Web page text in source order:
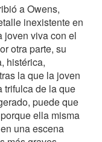
a Owens,
inexistente en
joven viva con el
otra parte, su
histérica,
la que la joven
trifulca de la que
puede que
ella misma
una escena